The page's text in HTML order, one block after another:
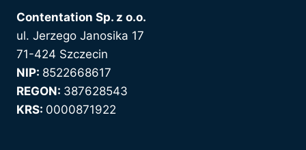
Contentation Sp. z o.o.
ul. Jerzego Janosika 17
71-424 Szczecin
NIP: 8522668617
REGON: 387628543
KRS: 0000871922